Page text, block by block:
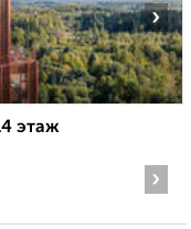
›
этаж
›